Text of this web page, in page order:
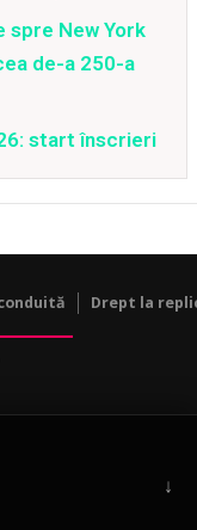
↓
spre New York
de-a 250-a
start înscrieri
Drept la